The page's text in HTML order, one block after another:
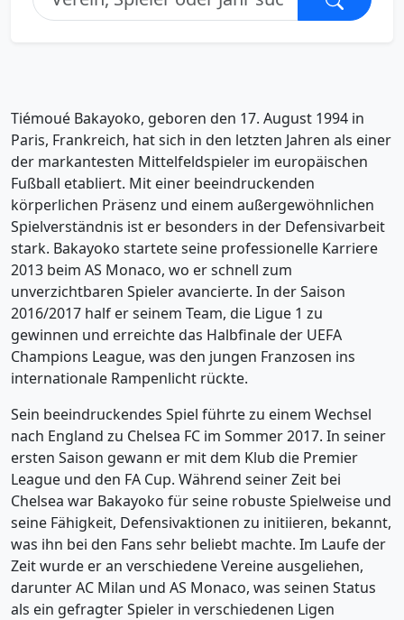
Tiémoué Bakayoko, geboren den 17. August 1994 in
Paris, Frankreich, hat sich in den letzten Jahren als einer
der markantesten Mittelfeldspieler im europäischen
Fußball etabliert. Mit einer beeindruckenden
körperlichen Präsenz und einem außergewöhnlichen
Spielverständnis ist er besonders in der Defensivarbeit
stark. Bakayoko startete seine professionelle Karriere
2013 beim AS Monaco, wo er schnell zum
unverzichtbaren Spieler avancierte. In der Saison
2016/2017 half er seinem Team, die Ligue 1 zu
gewinnen und erreichte das Halbfinale der UEFA
Champions League, was den jungen Franzosen ins
internationale Rampenlicht rückte.
Sein beeindruckendes Spiel führte zu einem Wechsel
nach England zu Chelsea FC im Sommer 2017. In seiner
ersten Saison gewann er mit dem Klub die Premier
League und den FA Cup. Während seiner Zeit bei
Chelsea war Bakayoko für seine robuste Spielweise und
seine Fähigkeit, Defensivaktionen zu initiieren, bekannt,
was ihn bei den Fans sehr beliebt machte. Im Laufe der
Zeit wurde er an verschiedene Vereine ausgeliehen,
darunter AC Milan und AS Monaco, was seinen Status
als ein gefragter Spieler in verschiedenen Ligen